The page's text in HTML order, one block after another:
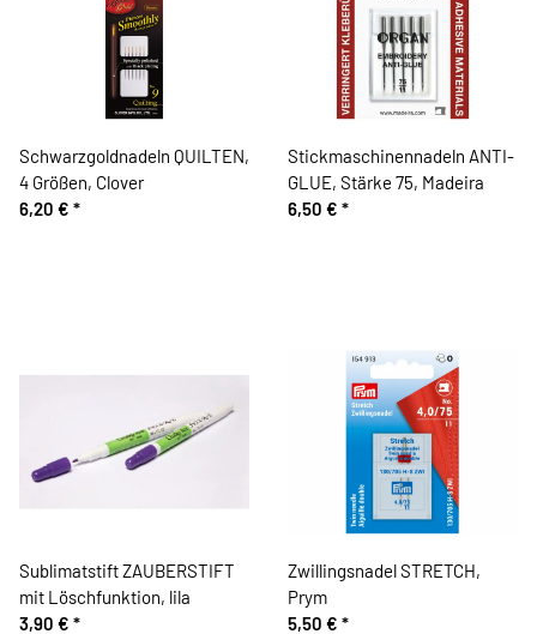
Schwarzgoldnadeln QUILTEN,
4 Größen, Clover
6,20 € *
Stickmaschinennadeln ANTI-
GLUE, Stärke 75, Madeira
6,50 € *
Sublimatstift ZAUBERSTIFT
mit Löschfunktion, lila
3,90 € *
Zwillingsnadel STRETCH,
Prym
5,50 € *